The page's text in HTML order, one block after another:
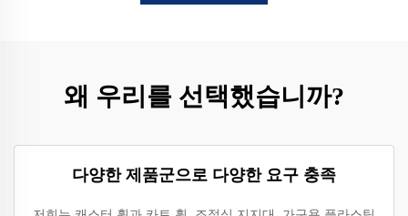
왜 우리를 선택했습니까?
다양한 제품군으로 다양한 요구 충족